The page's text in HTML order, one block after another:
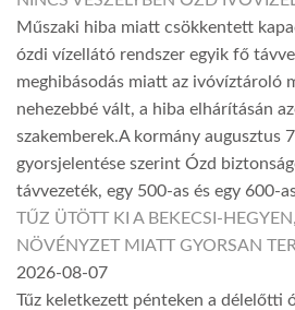
Műszaki hiba miatt csökkentett
ózdi vízellátó rendszer egyik fő
meghibásodás miatt az ivóvíztároló
nehezebbé vált, a hiba elhárításán
szakemberek.A kormány augusztus
gyorsjelentése szerint Ózd
távvezeték, egy 500-as és egy 600-
TŰZ ÜTÖTT KI A BEKECSI-
NÖVÉNYZET MIATT GYORSAN
2026-08-07
Tűz keletkezett pénteken a délelőtti